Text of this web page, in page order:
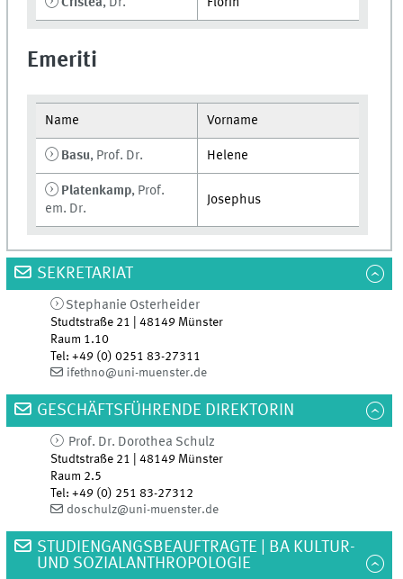
Emeriti
Name Vorname
Basu, Prof. Dr. Helene
Platenkamp, Prof.
em. Dr.
Josephus
SEKRETARIAT
Stephanie Osterheider
Studtstraße 21 | 48149 Münster
Raum 1.10
Tel:+49 (0) 0251 83-27311
ifethno@uni-muenster.de
GESCHÄFTSFÜHRENDE DIREKTORIN
Prof. Dr. Dorothea Schulz
Studtstraße 21 | 48149 Münster
Raum 2.5
Tel:+49 (0) 251 83-27312
doschulz@uni-muenster.de
STUDIENGANGSBEAUFTRAGTE | BA KULTUR-
UND SOZIALANTHROPOLOGIE